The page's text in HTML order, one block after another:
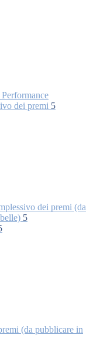
dei premi 5
dei premi (da
5
(da pubblicare in